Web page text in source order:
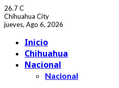
26.7C
Chihuahua City
jueves, Ago 6, 2026
Inicio
Chihuahua
Nacional
Nacional